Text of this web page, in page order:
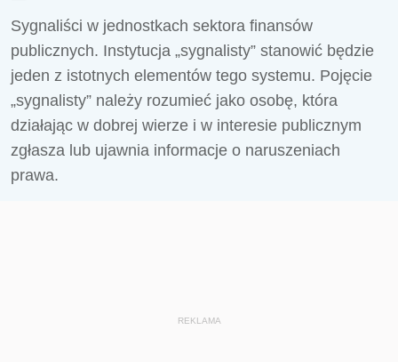
Sygnaliści w jednostkach sektora finansów
publicznych. Instytucja „sygnalisty” stanowić będzie
jeden z istotnych elementów tego systemu. Pojęcie
„sygnalisty” należy rozumieć jako osobę, która
działając w dobrej wierze i w interesie publicznym
zgłasza lub ujawnia informacje o naruszeniach
prawa.
REKLAMA